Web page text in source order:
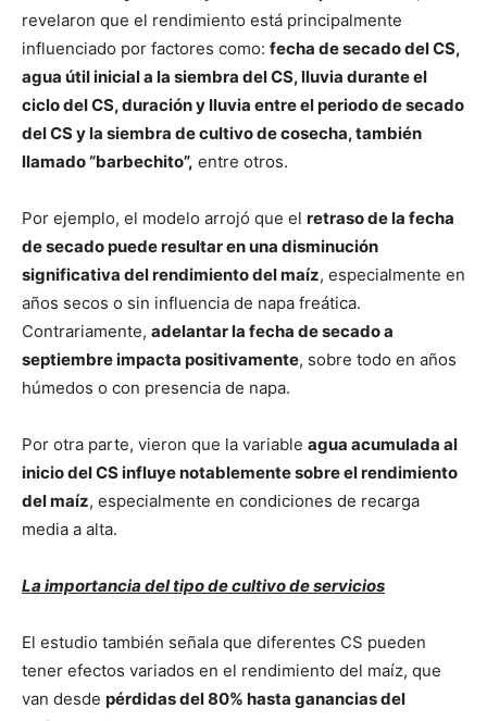
revelaron que el rendimiento está principalmente
influenciado por factores como: fecha de secado del CS,
agua útil inicial a la siembra del CS, lluvia durante el
ciclo del CS, duración y lluvia entre el periodo de secado
del CS y la siembra de cultivo de cosecha, también
llamado “barbechito”, entre otros.
Por ejemplo, el modelo arrojó que el retraso de la fecha
de secado puede resultar en una disminución
significativa del rendimiento del maíz, especialmente en
años secos o sin influencia de napa freática.
Contrariamente, adelantar la fecha de secado a
septiembre impacta positivamente, sobre todo en años
húmedos o con presencia de napa.
Por otra parte, vieron que la variable agua acumulada al
inicio del CS influye notablemente sobre el rendimiento
del maíz, especialmente en condiciones de recarga
media a alta.
La importancia del tipo de cultivo de servicios
El estudio también señala que diferentes CS pueden
tener efectos variados en el rendimiento del maíz, que
van desde pérdidas del 80% hasta ganancias del